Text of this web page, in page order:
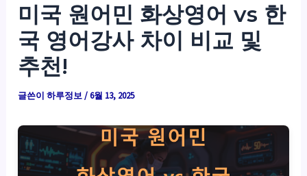
미국 원어민 화상영어 vs 한
국 영어강사 차이 비교 및
추천!
글쓴이하루정보/6월 13, 2025